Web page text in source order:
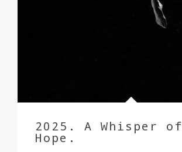
2025. A Whisper of
Hope.